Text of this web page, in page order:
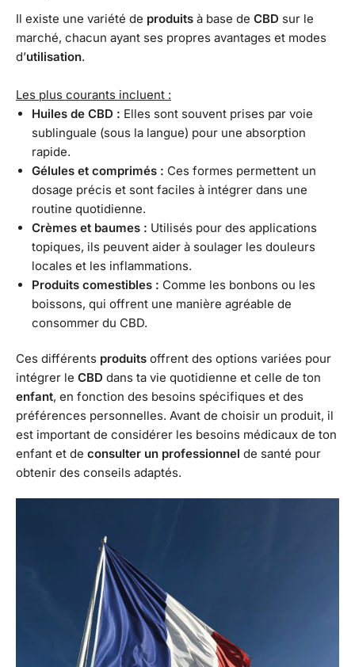
Il existe une variété de produits à base de CBD sur le
marché, chacun ayant ses propres avantages et modes
d’utilisation.
Les plus courants incluent :
Huiles de CBD : Elles sont souvent prises par voie
sublinguale (sous la langue) pour une absorption
rapide.
Gélules et comprimés : Ces formes permettent un
dosage précis et sont faciles à intégrer dans une
routine quotidienne.
Crèmes et baumes : Utilisés pour des applications
topiques, ils peuvent aider à soulager les douleurs
locales et les inflammations.
Produits comestibles : Comme les bonbons ou les
boissons, qui offrent une manière agréable de
consommer du CBD.
Ces différents produits offrent des options variées pour
intégrer le CBD dans ta vie quotidienne et celle de ton
enfant, en fonction des besoins spécifiques et des
préférences personnelles. Avant de choisir un produit, il
est important de considérer les besoins médicaux de ton
enfant et de consulter un professionnel de santé pour
obtenir des conseils adaptés.